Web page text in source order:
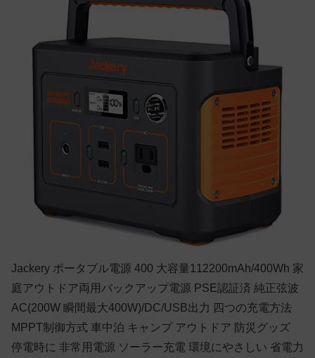
Jackery ポータブル電源 400 大容量112200mAh/400Wh 家
庭アウトドア両用バックアップ電源 PSE認証済 純正弦波
AC(200W 瞬間最大400W)/DC/USB出力 四つの充電方法
MPPT制御方式 車中泊 キャンプ アウトドア 防災グッズ
停電時に 非常用電源 ソーラー充電 環境にやさしい 省電力